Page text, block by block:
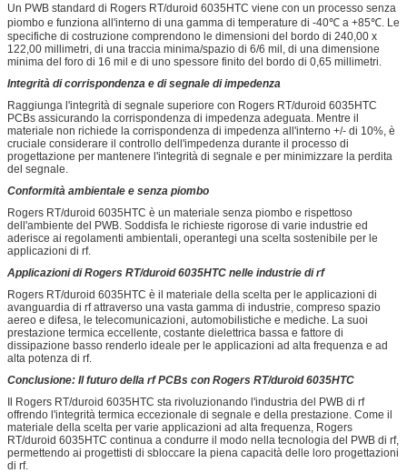
Un PWB standard di Rogers RT/duroid 6035HTC viene con un processo senza
piombo e funziona all'interno di una gamma di temperature di -40℃ a +85℃. Le
specifiche di costruzione comprendono le dimensioni del bordo di 240,00 x
122,00 millimetri, di una traccia minima/spazio di 6/6 mil, di una dimensione
minima del foro di 16 mil e di uno spessore finito del bordo di 0,65 millimetri.
Integrità di corrispondenza e di segnale di impedenza
Raggiunga l'integrità di segnale superiore con Rogers RT/duroid 6035HTC
PCBs assicurando la corrispondenza di impedenza adeguata. Mentre il
materiale non richiede la corrispondenza di impedenza all'interno +/- di 10%, è
cruciale considerare il controllo dell'impedenza durante il processo di
progettazione per mantenere l'integrità di segnale e per minimizzare la perdita
del segnale.
Conformità ambientale e senza piombo
Rogers RT/duroid 6035HTC è un materiale senza piombo e rispettoso
dell'ambiente del PWB. Soddisfa le richieste rigorose di varie industrie ed
aderisce ai regolamenti ambientali, operantegi una scelta sostenibile per le
applicazioni di rf.
Applicazioni di Rogers RT/duroid 6035HTC nelle industrie di rf
Rogers RT/duroid 6035HTC è il materiale della scelta per le applicazioni di
avanguardia di rf attraverso una vasta gamma di industrie, compreso spazio
aereo e difesa, le telecomunicazioni, automobilistiche e mediche. La suoi
prestazione termica eccellente, costante dielettrica bassa e fattore di
dissipazione basso renderlo ideale per le applicazioni ad alta frequenza e ad
alta potenza di rf.
Conclusione: Il futuro della rf PCBs con Rogers RT/duroid 6035HTC
Il Rogers RT/duroid 6035HTC sta rivoluzionando l'industria del PWB di rf
offrendo l'integrità termica eccezionale di segnale e della prestazione. Come il
materiale della scelta per varie applicazioni ad alta frequenza, Rogers
RT/duroid 6035HTC continua a condurre il modo nella tecnologia del PWB di rf,
permettendo ai progettisti di sbloccare la piena capacità delle loro progettazioni
di rf.